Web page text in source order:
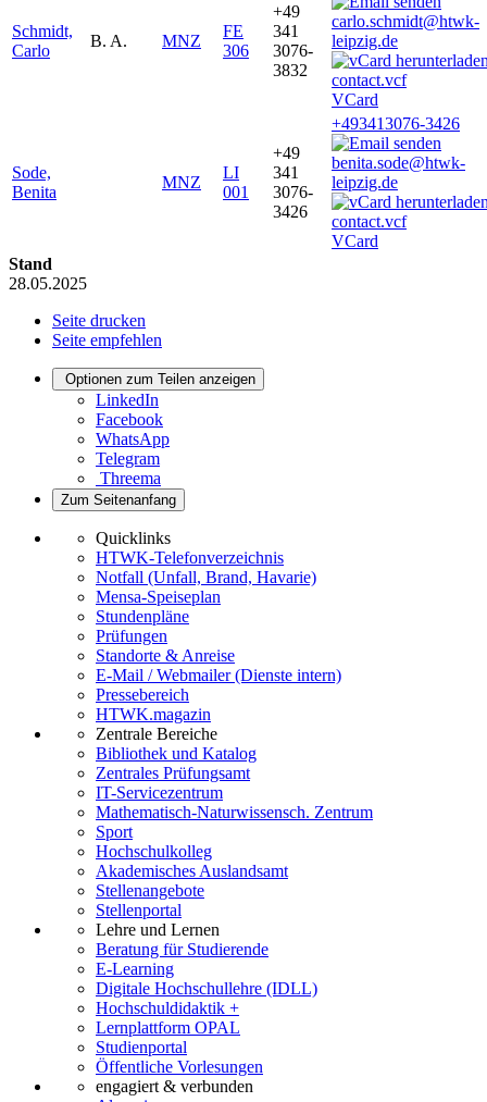
Schmidt,
Carlo
B. A. MNZ
FE
306
+49
341
3076-
3832
carlo.schmidt@htwk-
leipzig.de
VCard
Sode,
Benita
MNZ
LI
001
+49
341
3076-
3426
+493413076-3426
benita.sode@htwk-
leipzig.de
VCard
Stand
28.05.2025
Seite drucken
Seite empfehlen
Optionen zum Teilen anzeigen
LinkedIn
Facebook
WhatsApp
Telegram
Threema
Zum Seitenanfang
Quicklinks
HTWK-Telefonverzeichnis
Notfall (Unfall, Brand, Havarie)
Mensa-Speiseplan
Stundenpläne
Prüfungen
Standorte & Anreise
E-Mail / Webmailer (Dienste intern)
Pressebereich
HTWK.magazin
Zentrale Bereiche
Bibliothek und Katalog
Zentrales Prüfungsamt
IT-Servicezentrum
Mathematisch-Naturwissensch. Zentrum
Sport
Hochschulkolleg
Akademisches Auslandsamt
Stellenangebote
Stellenportal
Lehre und Lernen
Beratung für Studierende
E-Learning
Digitale Hochschullehre (IDLL)
Hochschuldidaktik +
Lernplattform OPAL
Studienportal
Öffentliche Vorlesungen
engagiert & verbunden